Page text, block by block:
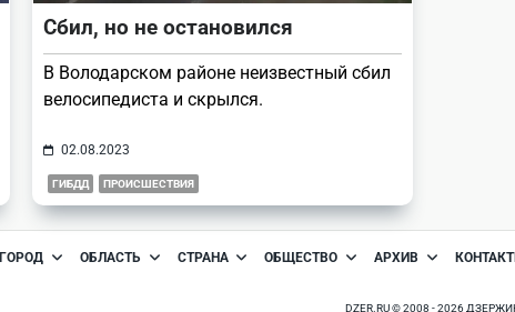
Сбил, но не остановился
В Володарском районе неизвестный сбил
велосипедиста и скрылся.
02.08.2023
ГИБДД ПРОИСШЕСТВИЯ
ГОРОД ОБЛАСТЬ СТРАНА ОБЩЕСТВО АРХИВ
DZER.RU © 2008 - 2026